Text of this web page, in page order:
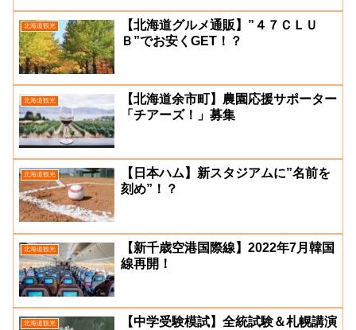
北海道観光
【北海道グルメ通販】”４７ＣＬＵ
Ｂ”でお安くGET！？
北海道観光
【北海道余市町】農園応援サポーター
「チアーズ！」募集
北海道観光
【日本ハム】新スタジアムに”名前を
刻め”！？
北海道観光
【新千歳空港国際線】2022年7月韓国
線再開！
北海道観光
【中学受験模試】全統試験＆札幌講演